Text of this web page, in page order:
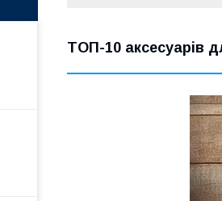
ТОП-10 аксесуарів